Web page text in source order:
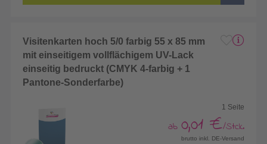
Visitenkarten hoch 5/0 farbig 55 x 85 mm
mit einseitigem vollflächigem UV-Lack
einseitig bedruckt (CMYK 4-farbig + 1
Pantone-Sonderfarbe)
1 Seite
ab 0,01 €/Stck.
brutto inkl. DE-Versand